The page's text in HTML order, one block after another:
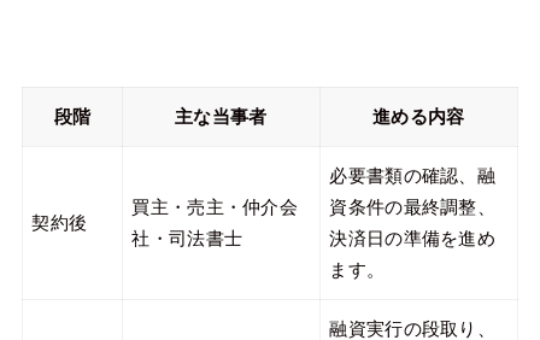
段階 主な当事者 進める内容
契約後
買主・売主・仲介会
社・司法書士
必要書類の確認、融
資条件の最終調整、
決済日の準備を進め
ます。
融資実行の段取り、